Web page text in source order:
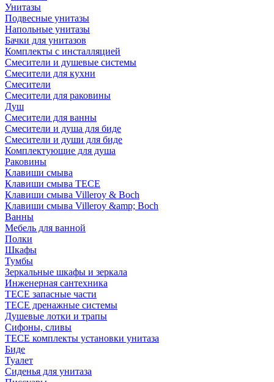
Унитазы
Подвесные унитазы
Напольные унитазы
Бачки для унитазов
Комплекты с инсталляцией
Смесители и душевые системы
Смесители для кухни
Смесители
Смесители для раковины
Душ
Смесители для ванны
Смесители и душа для биде
Смесители и души для биде
Комплектующие для душа
Раковины
Клавиши смыва
Клавиши смыва TECE
Клавиши смыва Villeroy & Boch
Клавиши смыва Villeroy &amp; Boch
Ванны
Мебель для ванной
Полки
Шкафы
Тумбы
Зеркальные шкафы и зеркала
Инженерная сантехника
TECE запасные части
TECE дренажные системы
Душевые лотки и трапы
Сифоны, сливы
TECE комплекты установки унитаза
Биде
Туалет
Сиденья для унитаза